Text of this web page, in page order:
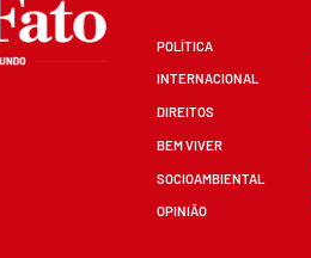
POLÍTICA
INTERNACIONAL
DIREITOS
BEM VIVER
SOCIOAMBIENTAL
OPINIÃO